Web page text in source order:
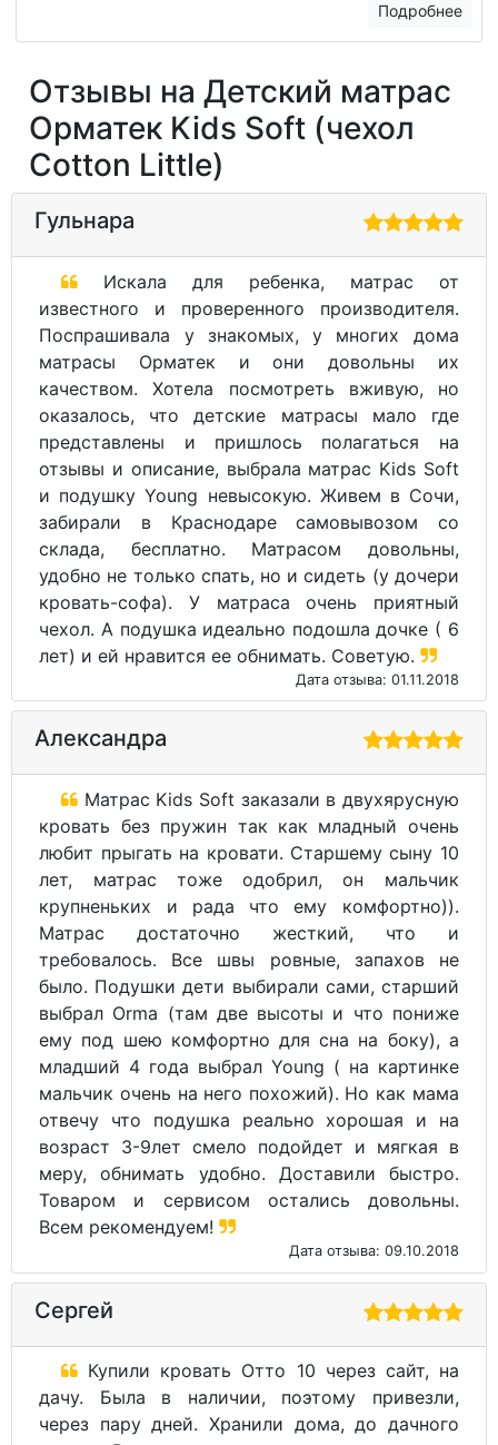
Подробнее
Отзывы на Детский матрас
Орматек Kids Soft (чехол
Cotton Little)
Гульнара
Искала для ребенка, матрас от
известного и проверенного производителя.
Поспрашивала у знакомых, у многих дома
матрасы Орматек и они довольны их
качеством. Хотела посмотреть вживую, но
оказалось, что детские матрасы мало где
представлены и пришлось полагаться на
отзывы и описание, выбрала матрас Kids Soft
и подушку Young невысокую. Живем в Сочи,
забирали в Краснодаре самовывозом со
склада, бесплатно. Матрасом довольны,
удобно не только спать, но и сидеть (у дочери
кровать-софа). У матраса очень приятный
чехол. А подушка идеально подошла дочке ( 6
лет) и ей нравится ее обнимать. Советую.
Дата отзыва: 01.11.2018
Александра
Матрас Kids Soft заказали в двухярусную
кровать без пружин так как младный очень
любит прыгать на кровати. Старшему сыну 10
лет, матрас тоже одобрил, он мальчик
крупненьких и рада что ему комфортно)).
Матрас достаточно жесткий, что и
требовалось. Все швы ровные, запахов не
было. Подушки дети выбирали сами, старший
выбрал Orma (там две высоты и что пониже
ему под шею комфортно для сна на боку), а
младший 4 года выбрал Young ( на картинке
мальчик очень на него похожий). Но как мама
отвечу что подушка реально хорошая и на
возраст 3-9лет смело подойдет и мягкая в
меру, обнимать удобно. Доставили быстро.
Товаром и сервисом остались довольны.
Всем рекомендуем!
Дата отзыва: 09.10.2018
Сергей
Купили кровать Отто 10 через сайт, на
дачу. Была в наличии, поэтому привезли,
через пару дней. Хранили дома, до дачного